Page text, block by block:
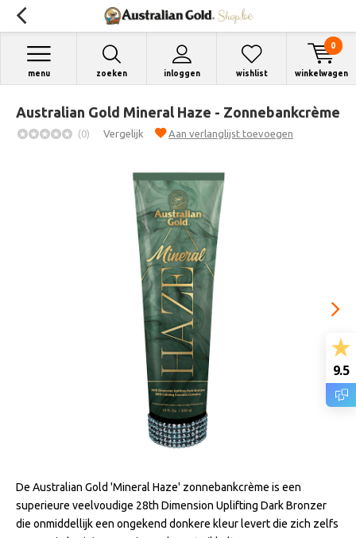
zoeken inloggen
menu wishlist winkelwagen
0
Australian Gold Mineral Haze - Zonnebankcrème
(0) Vergelijk Aan verlanglijst toevoegen
De Australian Gold 'Mineral Haze' zonnebankcrème is een
superieure veelvoudige 28th Dimension Uplifting Dark Bronzer
die onmiddellijk een ongekend donkere kleur levert die zich zelfs
9.5